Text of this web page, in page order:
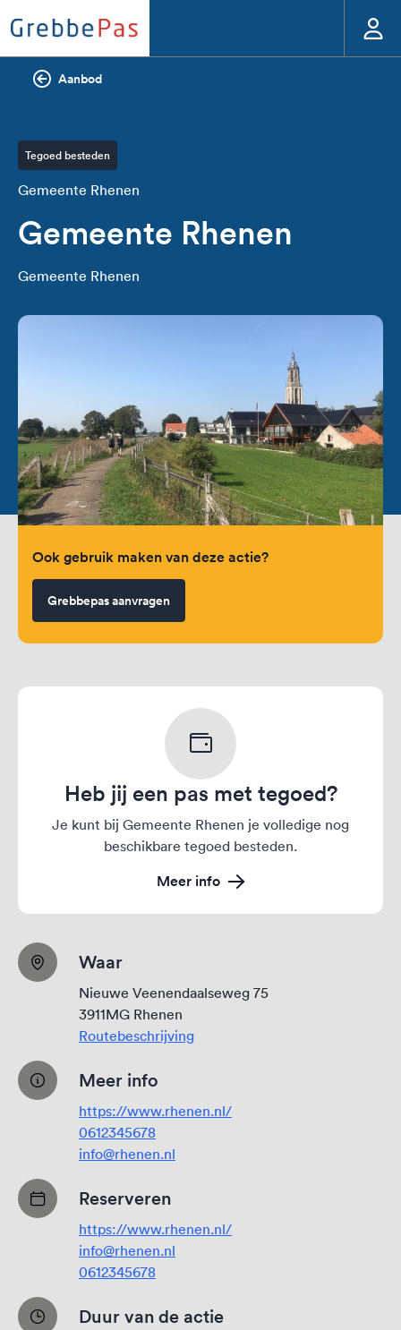
Aanbod
Tegoed besteden
Gemeente Rhenen
Gemeente Rhenen
Gemeente Rhenen
Ook gebruik maken van deze actie?
Grebbepas aanvragen
Heb jij een pas met tegoed?
Je kunt bij Gemeente Rhenen je volledige nog
beschikbare tegoed besteden.
Meer info
Waar
Nieuwe Veenendaalseweg 75
3911MG Rhenen
Routebeschrijving
Meer info
https://www.rhenen.nl/
0612345678
info@rhenen.nl
Reserveren
https://www.rhenen.nl/
info@rhenen.nl
0612345678
Duur van de actie